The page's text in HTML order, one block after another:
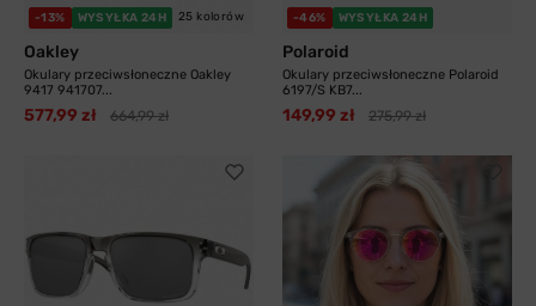
-13% WYSYŁKA 24H 25 kolorów
Oakley
Okulary przeciwsłoneczne Oakley
9417 941707...
577,99 zł 664,99 zł
-46% WYSYŁKA 24H
Polaroid
Okulary przeciwsłoneczne Polaroid
6197/S KB7...
149,99 zł 275,99 zł